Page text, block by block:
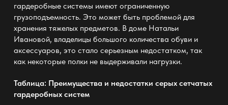
гардеробные системы имеют ограниченную
грузоподъемность. Это может быть проблемой для
хранения тяжелых предметов. В доме Натальи
Ивановой, владелицы большого количества обуви и
аксессуаров, это стало серьезным недостатком, так
как некоторые полки не выдерживали нагрузки.
Таблица: Преимущества и недостатки серых сетчатых
гардеробных систем